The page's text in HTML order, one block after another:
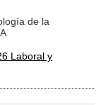
de la
Laboral y